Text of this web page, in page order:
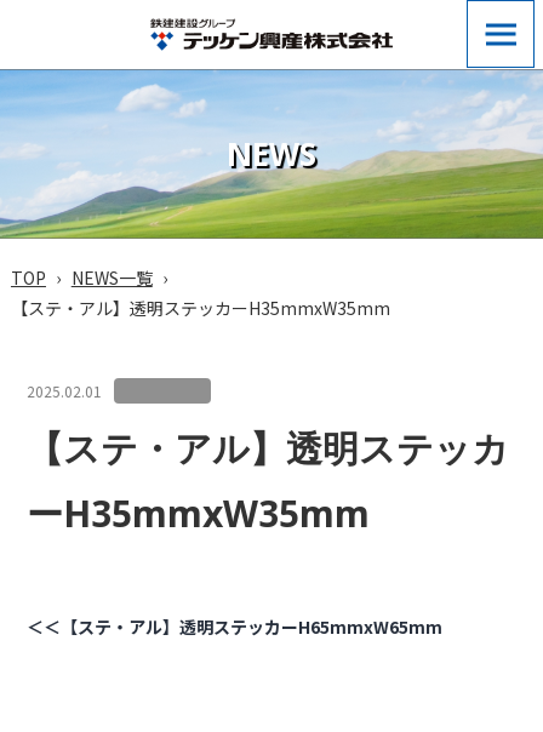
NEWS
TOP
NEWS一覧
【ステ・アル】透明ステッカーH35mmxW35mm
2025.02.01
【ステ・アル】透明ステッカ
ーH35mmxW35mm
＜＜【ステ・アル】透明ステッカーH65mmxW65mm